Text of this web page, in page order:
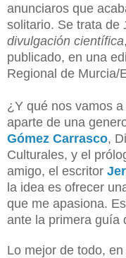
anunciaros que
solitario. Se trata de
divulgación científica
publicado, en una
Regional de Murcia/
¿Y qué nos vamos
aparte de una
Gómez Carrasco,
Culturales, y el
amigo, el escritor
la idea es ofrecer
que me apasiona.
ante la primera guía
Lo mejor de todo,